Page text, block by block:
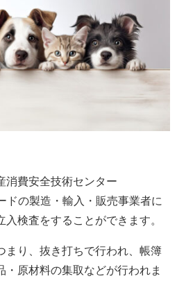
消費安全技術センター
ドの製造・輸入・販売事業者に
検査をすることができます。
まり、抜き打ちで行われ、帳簿
・原材料の集取などが行われま